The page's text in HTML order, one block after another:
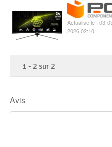
Actualisé le : 03-
2026 02:10
1 - 2 sur 2
Avis